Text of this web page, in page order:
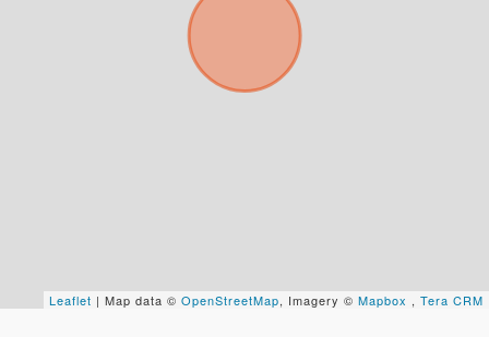
Leaflet | Map data © OpenStreetMap, Imagery © Mapbox , Tera CRM